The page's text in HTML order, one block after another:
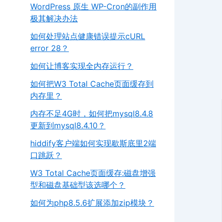
WordPress 原生 WP-Cron的副作用
极其解决办法
如何处理站点健康错误提示cURL
error 28？
如何让博客实现全内存运行？
如何把W3 Total Cache页面缓存到
内存里？
内存不足4G时，如何把mysql8.4.8
更新到mysql8.4.10？
hiddify客户端如何实现歇斯底里2端
口跳跃？
W3 Total Cache页面缓存:磁盘增强
型和磁盘基础型该选哪个？
如何为php8.5.6扩展添加zip模块？